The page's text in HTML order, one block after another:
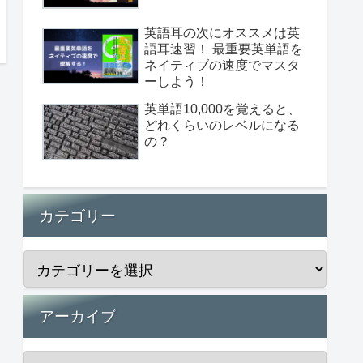
英語耳の次にオススメは英
語耳速習！ 最重要英単語を
ネイティブの速度でマスタ
ーしよう！
英単語10,000を覚えると、
どれくらいのレベルになる
の？
カテゴリー
アーカイブ